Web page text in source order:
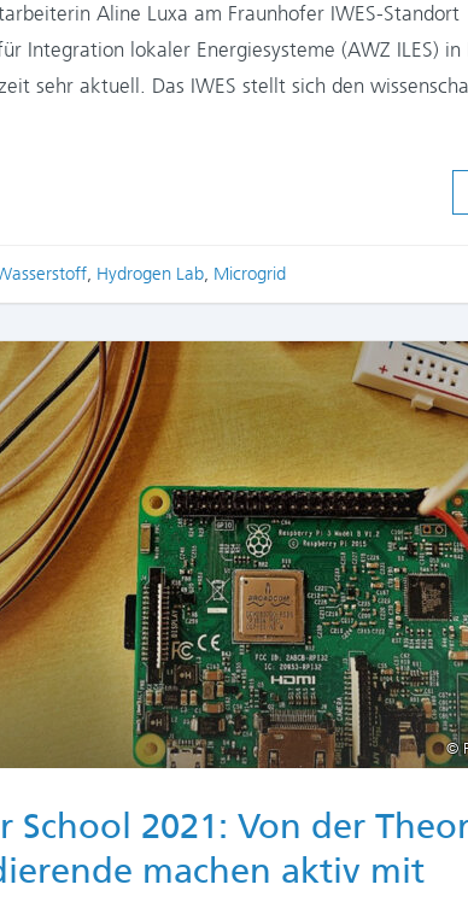
Aline Luxa am Fraunhofer IWES-Standort
Integration lokaler Energiesysteme (AWZ ILES) in
sehr aktuell. Das IWES stellt sich den
, Hydrogen Lab, Microgrid
©
School 2021: Von der
machen aktiv mit